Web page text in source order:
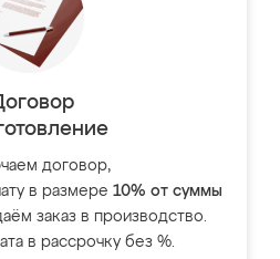
договор,
в размере 10% от суммы
заказ в производство.
в рассрочку без %.